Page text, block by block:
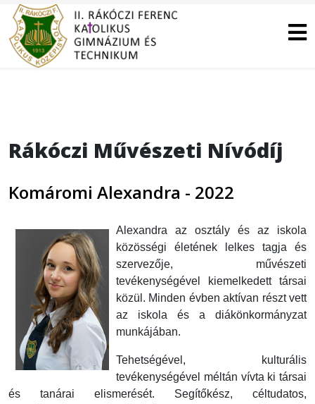
Rákóczi Művészeti Nívódíj
Komáromi Alexandra - 2022
Alexandra az osztály és az iskola
közösségi életének lelkes tagja és
szervezője, művészeti
tevékenységével kiemelkedett társai
közül. Minden évben aktívan részt vett
az iskola és a diákönkormányzat
munkájában.
Tehetségével, kulturális
tevékenységével méltán vívta ki társai
és tanárai elismerését. Segítőkész, céltudatos,